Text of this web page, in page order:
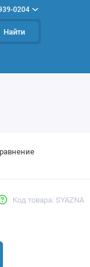
0204
Найти
Код товара: SYAZNA